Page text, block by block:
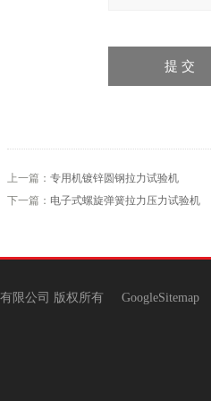
上一篇： 专用机镀锌圆钢拉力试验机
下一篇： 电子式螺旋弹簧拉力压力试验机
有限公司 版权所有 GoogleSitemap